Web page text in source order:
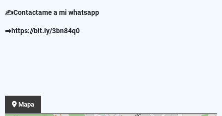
✍Contactame a mi whatsapp
➡️https://bit.ly/3bn84q0
Mapa